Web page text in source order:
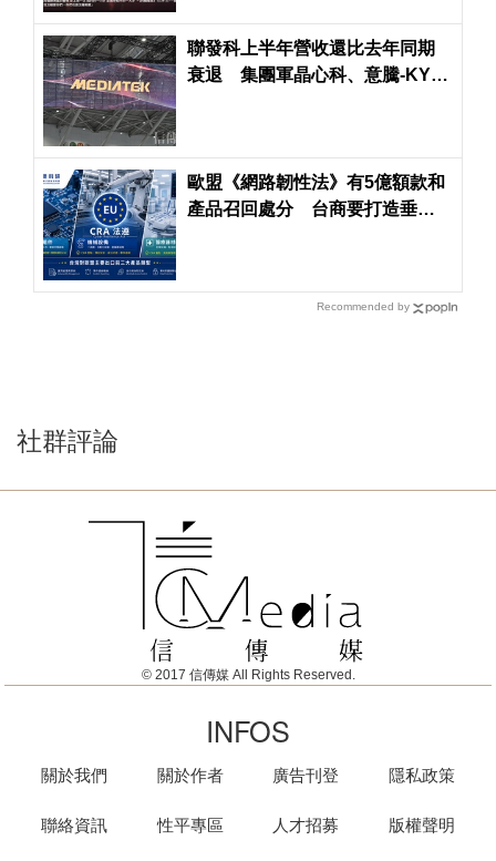
聯發科上半年營收還比去年同期
衰退 集團軍晶心科、意騰-KY年
歐盟《網路韌性法》有5億額款和
產品召回處分 台商要打造垂直
Recommended by
社群評論
© 2017 信傳媒 All Rights Reserved.
INFOS
關於我們
聯絡資訊
關於作者
性平專區
廣告刊登
人才招募
隱私政策
版權聲明